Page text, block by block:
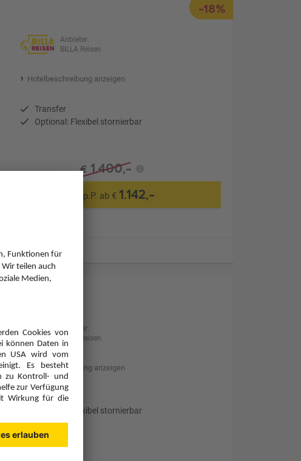
-18%
Anbieter:
BILLA Reisen
Hotelbeschreibung anzeigen
Transfer
Optional: Flexibel stornierbar
€ 1.400,-
p.P. ab €1.142,-
Anbieter:
BILLA Reisen
Hotelbeschreibung anzeigen
Transfer
Optional: Flexibel stornierbar